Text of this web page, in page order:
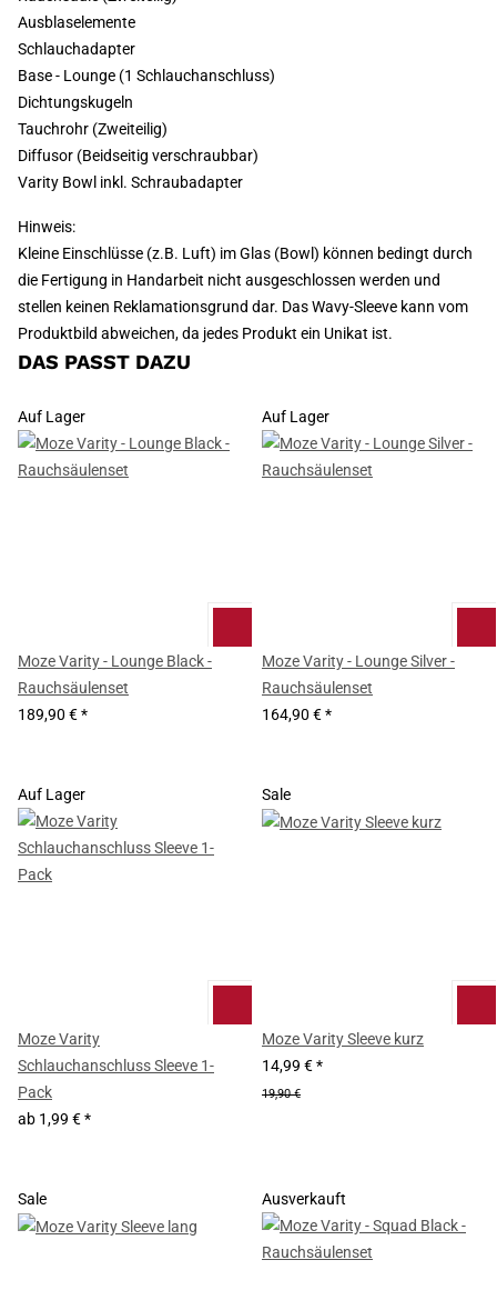
Ausblaselemente
Schlauchadapter
Base - Lounge (1 Schlauchanschluss)
Dichtungskugeln
Tauchrohr (Zweiteilig)
Diffusor (Beidseitig verschraubbar)
Varity Bowl inkl. Schraubadapter
Hinweis:
Kleine Einschlüsse (z.B. Luft) im Glas (Bowl) können bedingt durch
die Fertigung in Handarbeit nicht ausgeschlossen werden und
stellen keinen Reklamationsgrund dar. Das Wavy-Sleeve kann vom
Produktbild abweichen, da jedes Produkt ein Unikat ist.
DAS PASST DAZU
Auf Lager
Moze Varity - Lounge Black -
Rauchsäulenset
189,90 €*
Auf Lager
Moze Varity - Lounge Silver -
Rauchsäulenset
164,90 €*
Auf Lager
Moze Varity
Schlauchanschluss Sleeve 1-
Pack
ab 1,99 €*
Sale
Moze Varity Sleeve kurz
14,99 €*
19,90 €
Sale Ausverkauft